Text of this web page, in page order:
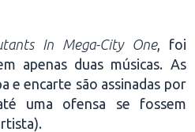
In Mega-City One, foi
apenas duas músicas. As
e encarte são assinadas por
uma ofensa se fossem